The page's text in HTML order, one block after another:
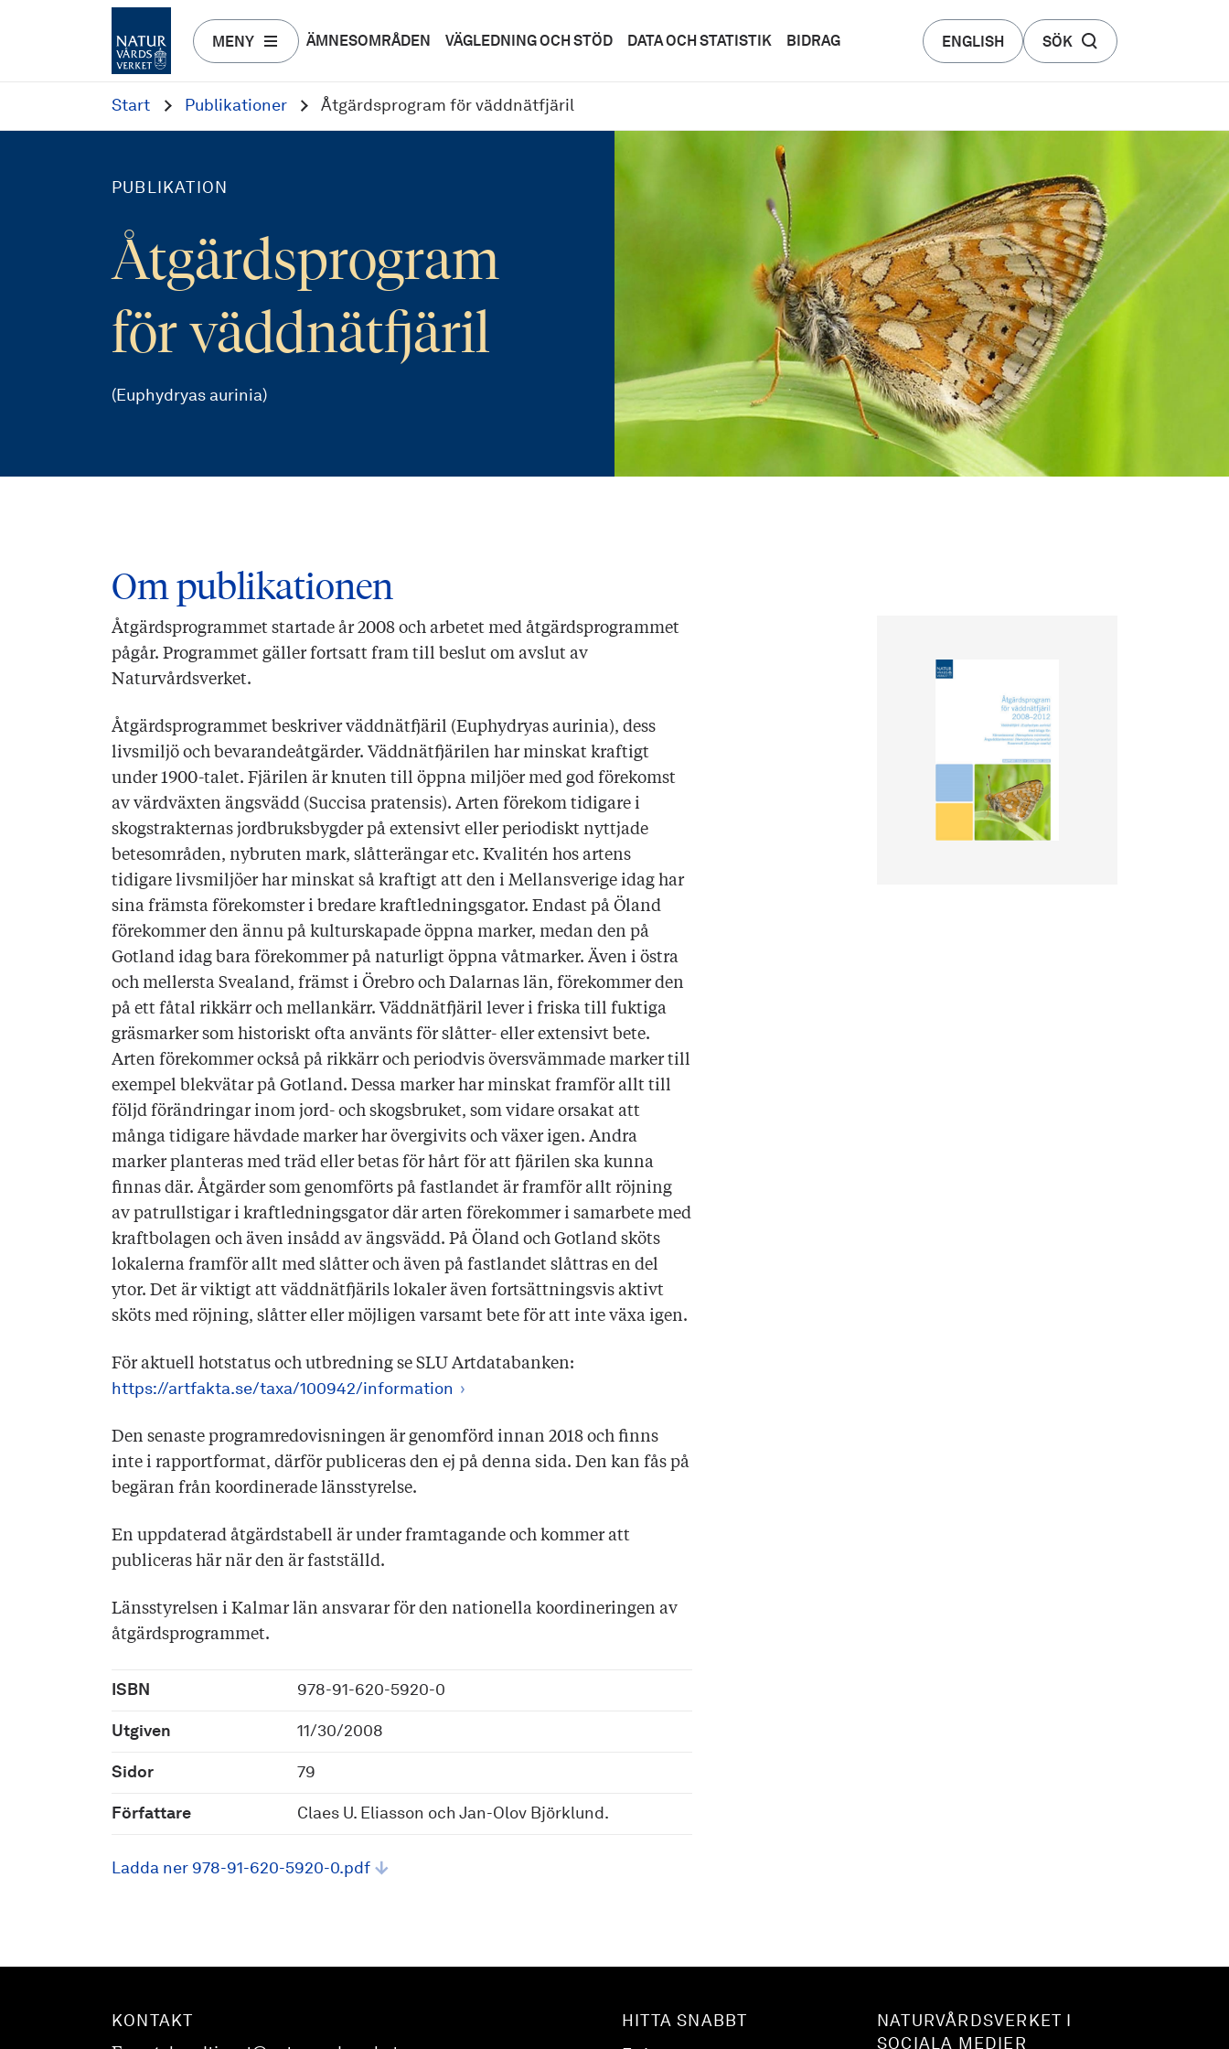
MENY ÄMNESOMRÅDEN VÄGLEDNING OCH STÖD DATA OCH STATISTIK BIDRAG ENGLISH SÖK
Start Publikationer Åtgärdsprogram för väddnätfjäril
PUBLIKATION
Åtgärdsprogram
för väddnätfjäril
(Euphydryas aurinia)
Om publikationen
Åtgärdsprogrammet startade år 2008 och arbetet med åtgärdsprogrammet
pågår. Programmet gäller fortsatt fram till beslut om avslut av
Naturvårdsverket.
Åtgärdsprogrammet beskriver väddnätfjäril (Euphydryas aurinia), dess
livsmiljö och bevarandeåtgärder. Väddnätfjärilen har minskat kraftigt
under 1900-talet. Fjärilen är knuten till öppna miljöer med god förekomst
av värdväxten ängsvädd (Succisa pratensis). Arten förekom tidigare i
skogstrakternas jordbruksbygder på extensivt eller periodiskt nyttjade
betesområden, nybruten mark, slåtterängar etc. Kvalitén hos artens
tidigare livsmiljöer har minskat så kraftigt att den i Mellansverige idag har
sina främsta förekomster i bredare kraftledningsgator. Endast på Öland
förekommer den ännu på kulturskapade öppna marker, medan den på
Gotland idag bara förekommer på naturligt öppna våtmarker. Även i östra
och mellersta Svealand, främst i Örebro och Dalarnas län, förekommer den
på ett fåtal rikkärr och mellankärr. Väddnätfjäril lever i friska till fuktiga
gräsmarker som historiskt ofta använts för slåtter- eller extensivt bete.
Arten förekommer också på rikkärr och periodvis översvämmade marker till
exempel blekvätar på Gotland. Dessa marker har minskat framför allt till
följd förändringar inom jord- och skogsbruket, som vidare orsakat att
många tidigare hävdade marker har övergivits och växer igen. Andra
marker planteras med träd eller betas för hårt för att fjärilen ska kunna
finnas där. Åtgärder som genomförts på fastlandet är framför allt röjning
av patrullstigar i kraftledningsgator där arten förekommer i samarbete med
kraftbolagen och även insådd av ängsvädd. På Öland och Gotland sköts
lokalerna framför allt med slåtter och även på fastlandet slåttras en del
ytor. Det är viktigt att väddnätfjärils lokaler även fortsättningsvis aktivt
sköts med röjning, slåtter eller möjligen varsamt bete för att inte växa igen.
För aktuell hotstatus och utbredning se SLU Artdatabanken:
https://artfakta.se/taxa/100942/information
Den senaste programredovisningen är genomförd innan 2018 och finns
inte i rapportformat, därför publiceras den ej på denna sida. Den kan fås på
begäran från koordinerade länsstyrelse.
En uppdaterad åtgärdstabell är under framtagande och kommer att
publiceras här när den är fastställd.
Länsstyrelsen i Kalmar län ansvarar för den nationella koordineringen av
åtgärdsprogrammet.
ISBN 978-91-620-5920-0
Utgiven 11/30/2008
Sidor 79
Författare Claes U. Eliasson och Jan-Olov Björklund.
Ladda ner 978-91-620-5920-0.pdf
KONTAKT
HITTA SNABBT
NATURVÅRDSVERKET I
SOCIALA MEDIER